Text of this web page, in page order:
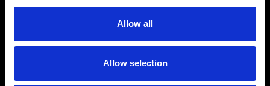
Allow all
Allow selection
+30 2310 253 985
info@princessa.store